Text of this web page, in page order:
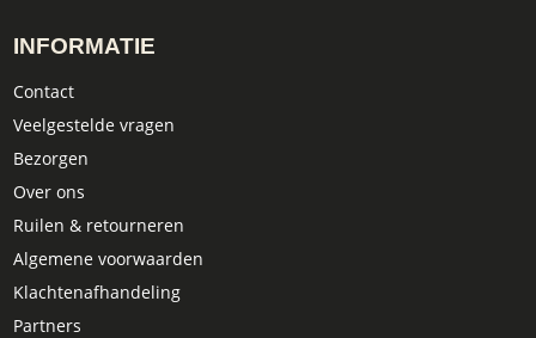
INFORMATIE
Contact
Veelgestelde vragen
Bezorgen
Over ons
Ruilen & retourneren
Algemene voorwaarden
Klachtenafhandeling
Partners